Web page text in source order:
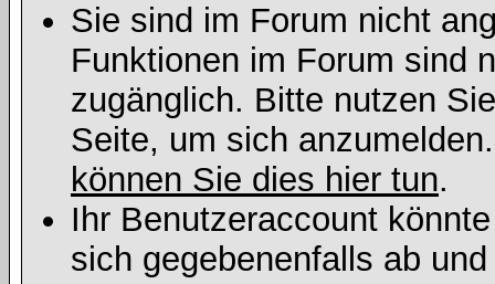
Sie sind im Forum nicht
Funktionen im Forum sind
zugänglich. Bitte nutzen
Seite, um sich
können Sie dies hier tun.
Ihr Benutzeraccount
sich gegebenenfalls ab